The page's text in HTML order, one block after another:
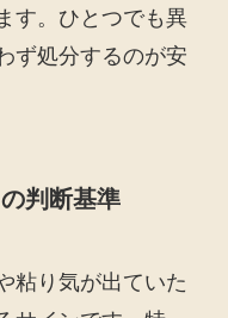
す。ひとつでも異
ず処分するのが安
判断基準
粘り気が出ていた